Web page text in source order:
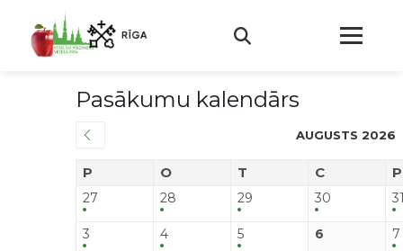
Pasākumu kalendārs
AUGUSTS 2026
P O T C
27 28 29 30
3 4 5 6 7